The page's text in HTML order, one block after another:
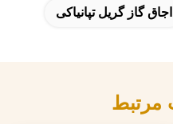
اجاق گاز گریل تپانیاکی
مرتبط